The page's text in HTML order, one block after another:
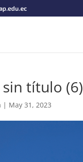
título (6)
| May 31, 2023